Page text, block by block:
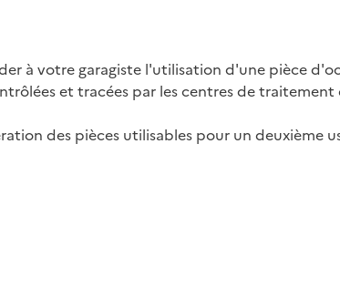
à votre garagiste l'utilisation d'une pièce
et tracées par les centres de traitement
des pièces utilisables pour un deuxième